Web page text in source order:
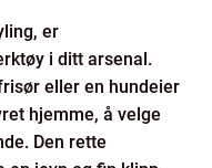
er
i ditt arsenal.
eller en hundeier
hjemme, å velge
Den rette